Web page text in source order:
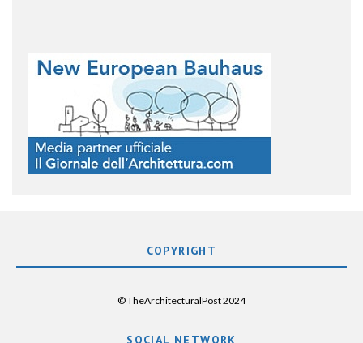
COPYRIGHT
© TheArchitecturalPost 2024
SOCIAL NETWORK